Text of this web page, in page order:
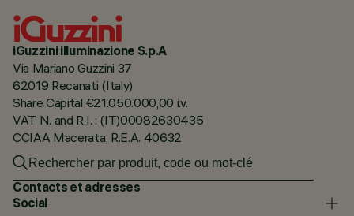
iGuzzini illuminazione S.p.A
Via Mariano Guzzini 37
62019 Recanati (Italy)
Share Capital €21.050.000,00 i.v.
VAT N. and R.I. : (IT)00082630435
CCIAA Macerata, R.E.A. 40632
Contacts et adresses
Social